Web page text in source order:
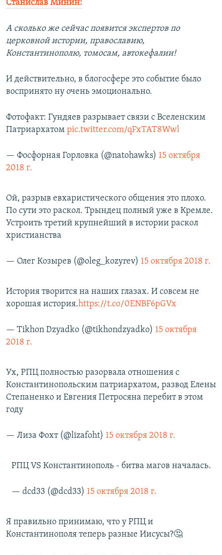
Станислав Минин:
А сколько же сейчас появится экспертов по
церковной истории, православию,
Константинополю, томосам, автокефалии!
И действительно, в блогосфере это событие было
воспринято ну очень эмоционально.
Фотофакт: Гундяев разрывает связи с Вселенским
Патриархатом pic.twitter.com/qFxTAT8Wwl
— Фосфорная Горловка (@natohawks) 15 октября
2018 г.
Ой, разрыв евхаристического общения это плохо.
По сути это раскол. Трындец полный уже в Кремле.
Устроить третий крупнейший в истории раскол
христианства
— Олег Козырев (@oleg_kozyrev) 15 октября 2018 г.
История творится на наших глазах. И совсем не
хорошая история.https://t.co/0ENBF6pGVx
— Tikhon Dzyadko (@tikhondzyadko) 15 октября
2018 г.
Ух, РПЦ полностью разорвала отношения с
Константинопольским патриархатом, развод Елены
Степаненко и Евгения Петросяна перебит в этом
году
— Лиза Фохт (@lizafoht) 15 октября 2018 г.
РПЦ VS Константинополь - битва магов началась.
— dcd33 (@dcd33) 15 октября 2018 г.
Я правильно принимаю, что у РПЦ и
Константинополя теперь разные Иисусы?🤔